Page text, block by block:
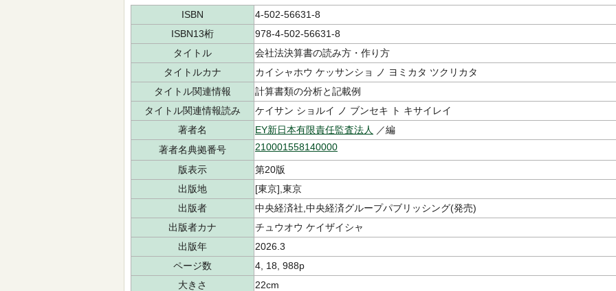
ISBN
4-502-56631-8
ISBN13桁
978-4-502-56631-8
タイトル
会社法決算書の読み方・作り方
タイトルカナ
カイシャホウ ケッサンショ ノ ヨミカタ ツクリカタ
タイトル関連情報
計算書類の分析と記載例
タイトル関連情報読み
ケイサン ショルイ ノ ブンセキ ト キサイレイ
著者名
EY新日本有限責任監査法人
／編
著者名典拠番号
210001558140000
版表示
第20版
出版地
[東京],東京
出版者
中央経済社,中央経済グループパブリッシング(発売)
出版者カナ
チュウオウ ケイザイシャ
出版年
2026.3
ページ数
4, 18, 988p
大きさ
22cm